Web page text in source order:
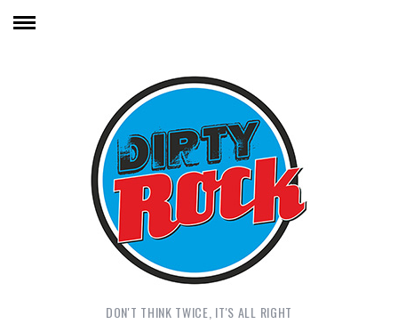
DON'T THINK TWICE, IT'S ALL RIGHT